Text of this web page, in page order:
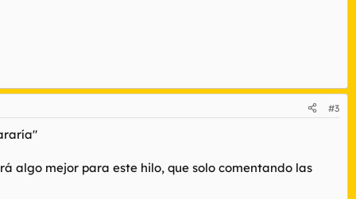
#3
algo mejor para este hilo, que solo comentando las